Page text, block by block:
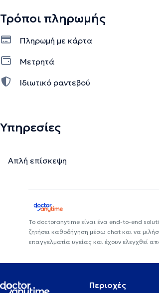
Τρόποι πληρωμής
Πληρωμή με κάρτα
Μετρητά
Ιδιωτικό ραντεβού
Υπηρεσίες
Απλή επίσκεψη
Το doctoranytime είναι ένα end-to-end
ζητήσει καθοδήγηση μέσω chat και να
επαγγελματία υγείας και έχουν ελεγχθεί
Περιοχές